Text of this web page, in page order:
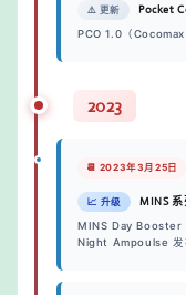
⚠️ 更新 Pocket
PCO 1.0（
2023
📆 2023年3月25日
📈 升级 MINS 系
MINS Day Booster
Night Ampoulse 发